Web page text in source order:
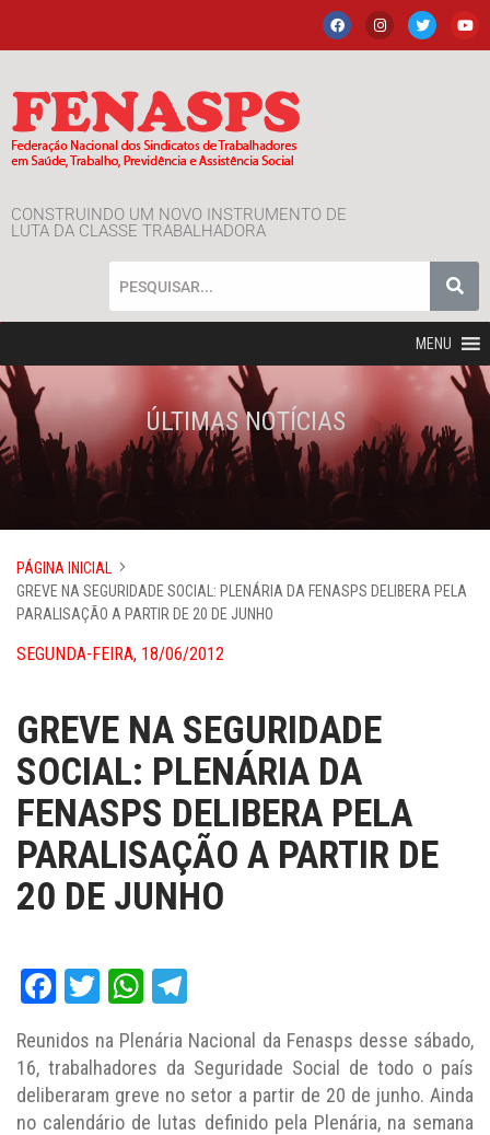
CONSTRUINDO UM NOVO INSTRUMENTO DE
LUTA DA CLASSE TRABALHADORA
MENU
ÚLTIMAS NOTÍCIAS
PÁGINA INICIAL
GREVE NA SEGURIDADE SOCIAL: PLENÁRIA DA FENASPS DELIBERA PELA
PARALISAÇÃO A PARTIR DE 20 DE JUNHO
SEGUNDA-FEIRA, 18/06/2012
GREVE NA SEGURIDADE
SOCIAL: PLENÁRIA DA
FENASPS DELIBERA PELA
PARALISAÇÃO A PARTIR DE
20 DE JUNHO
Facebook
TwitterWhatsApp
Reunidos na Plenária Nacional da Fenasps desse sábado,
16, trabalhadores da Seguridade Social de todo o país
deliberaram greve no setor a partir de 20 de junho. Ainda
no calendário de lutas definido pela Plenária, na semana